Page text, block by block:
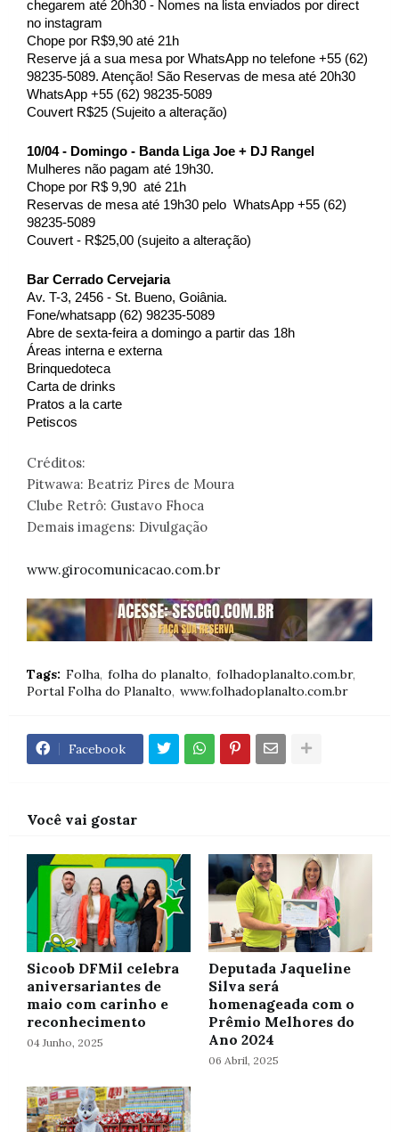
chegarem até 20h30 - Nomes na lista enviados por direct
no instagram
Chope por R$9,90 até 21h
Reserve já a sua mesa por WhatsApp no telefone +55 (62)
98235-5089. Atenção! São Reservas de mesa até 20h30
WhatsApp +55 (62) 98235-5089
Couvert R$25 (Sujeito a alteração)
10/04 - Domingo - Banda Liga Joe + DJ Rangel
Mulheres não pagam até 19h30.
Chope por R$ 9,90  até 21h
Reservas de mesa até 19h30 pelo  WhatsApp +55 (62)
98235-5089
Couvert - R$25,00 (sujeito a alteração)
Bar Cerrado Cervejaria
Av. T-3, 2456 - St. Bueno, Goiânia.
Fone/whatsapp (62) 98235-5089
Abre de sexta-feira a domingo a partir das 18h
Áreas interna e externa
Brinquedoteca
Carta de drinks
Pratos a la carte
Petiscos
Créditos:
Pitwawa: Beatriz Pires de Moura
Clube Retrô: Gustavo Fhoca
Demais imagens: Divulgação
www.girocomunicacao.com.br
Tags: Folha folha do planalto folhadoplanalto.com.br
Portal Folha do Planalto www.folhadoplanalto.com.br
Facebook
Você vai gostar
Sicoob DFMil celebra
aniversariantes de
maio com carinho e
reconhecimento
04 Junho, 2025
Deputada Jaqueline
Silva será
homenageada com o
Prêmio Melhores do
Ano 2024
06 Abril, 2025